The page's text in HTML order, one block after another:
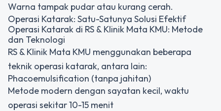
Warna tampak pudar atau kurang cerah.
Operasi Katarak: Satu-Satunya Solusi Efektif
Operasi Katarak di RS & Klinik Mata KMU: Metode
dan Teknologi
RS & Klinik Mata KMU menggunakan beberapa
teknik operasi katarak, antara lain:
Phacoemulsification (tanpa jahitan)
Metode modern dengan sayatan kecil, waktu
operasi sekitar 10-15 menit